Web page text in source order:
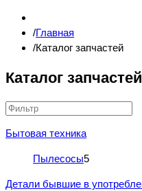
Главная
Каталог запчастей
Каталог запчастей
Бытовая техника
Пылесосы5
Детали бывшие в